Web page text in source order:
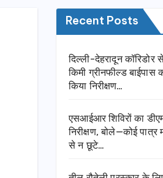
Recent Posts
दिल्ली-देहरादून कॉरिडोर
किमी ग्रीनफील्ड बाईपास
किया निरीक्षण…
एसआईआर शिविरों का
निरीक्षण, बोले—कोई पात्र
से न छूटे…